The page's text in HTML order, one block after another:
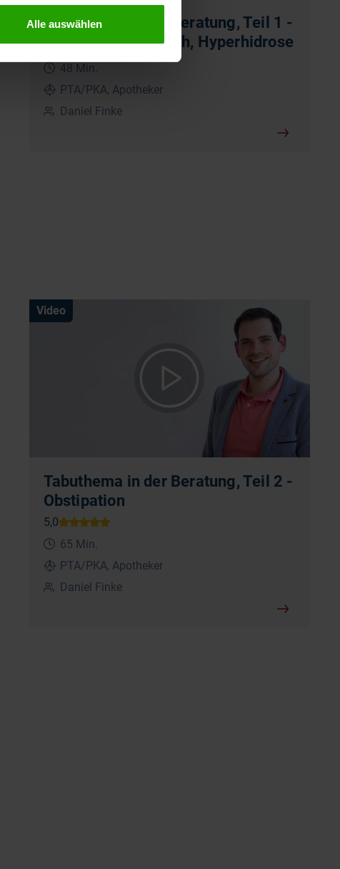
Alle auswählen
Tabuthema in der Beratung, Teil 1 -
Aphten, Mundgeruch, Hyperhidrose
48 Min.
PTA/PKA, Apotheker
Daniel Finke
Tabuthema in der Beratung, Teil 2 -
Obstipation
65 Min.
PTA/PKA, Apotheker
Daniel Finke
Video